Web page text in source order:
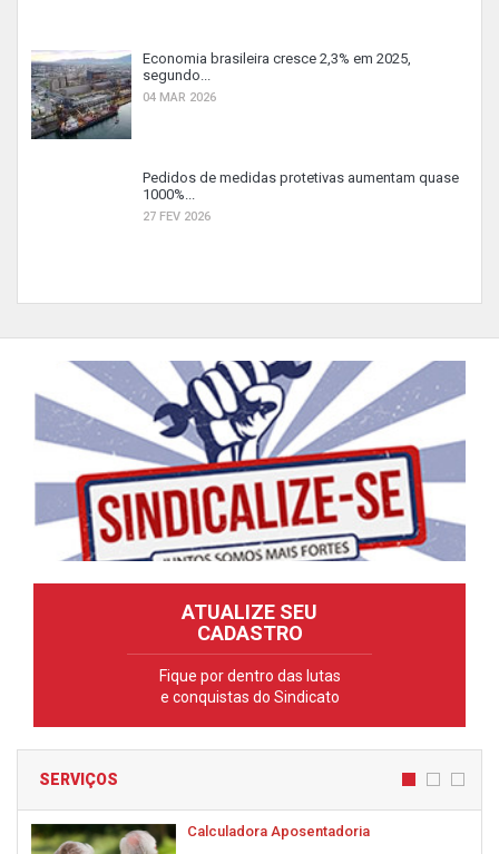
Economia brasileira cresce 2,3% em 2025,
segundo...
04 MAR 2026
Pedidos de medidas protetivas aumentam quase
1000%...
27 FEV 2026
ATUALIZE SEU
CADASTRO
Fique por dentro das lutas
e conquistas do Sindicato
SERVIÇOS
Calculadora Aposentadoria